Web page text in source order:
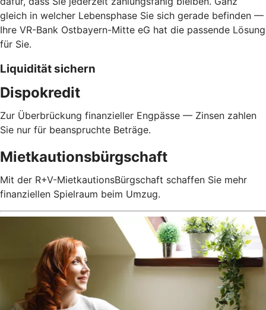
gleich in welcher Lebensphase Sie sich gerade befinden —
Ihre VR-Bank Ostbayern-Mitte eG hat die passende Lösung
für Sie.
Liquidität sichern
Dispokredit
Zur Überbrückung finanzieller Engpässe — Zinsen zahlen
Sie nur für beanspruchte Beträge.
Mietkautionsbürgschaft
Mit der R+V-MietkautionsBürgschaft schaffen Sie mehr
finanziellen Spielraum beim Umzug.